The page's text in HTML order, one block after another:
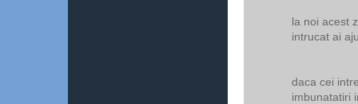
la noi acest
intrucat ai
daca cei
imbunatatiri